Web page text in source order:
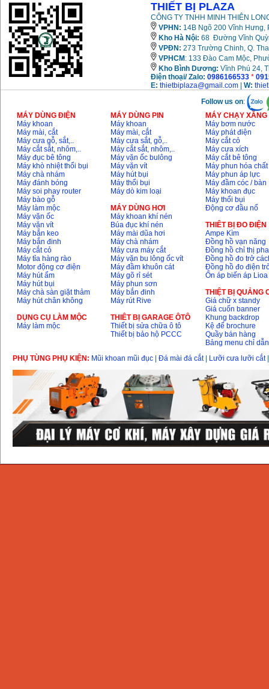
THIẾT BỊ PLAZA
CÔNG TY TNHH MINH THIÊN
VPHN: 14B Ngõ 200 Vĩnh Hưng,
Kho Hà Nội: 68 Đường Vĩnh
VPĐN: 273 Trường Chinh, Q.
VPHCM : 133 Đào Cam Mộc,
Kho Bình Dương: Vĩnh Phú 24,
Điện thoại/ Zalo: 0986166533 *
E: thietbiplaza@gmail.com W:
Follow us on:
MÁY DÙNG ĐIỆN
Máy khoan
Máy mài, cắt
Máy cưa gỗ, sắt,..
Máy cắt sắt, nhôm,..
Máy đục bê tông
Máy khò nhiệt thổi bụi
Máy chà nhám
Máy đánh bóng
Máy soi phay router
Máy bào gỗ
Máy làm mộc
Máy vặn ốc
Máy vặn vít
Máy bắn keo
Máy bắn đinh
Máy cắt cỏ
Máy tỉa hàng rào
Motor động cơ điện
Máy hút ẩm
Máy hút bụi
Máy chà sàn giặt thảm
Máy hút chân không
DỤNG CỤ LÀM MỘC
Máy làm mộc
MÁY DÙNG PIN
Máy khoan
Máy mài, cắt
Máy cưa sắt, gỗ,..
Máy cắt sắt, nhôm,..
Máy vặn ốc bulông
Máy vặn vít
Máy hút bụi
Máy thổi bụi
Máy dò kim loại
MÁY DÙNG HƠI
Máy khoan khí nén
Búa đục khí nén
Máy mài dũa hơi
Máy chà nhám
Máy cưa máy cắt
Máy vặn bu lông ốc vít
Máy đầm khuôn cát
Máy gõ rỉ sét
Máy phun sơn
Máy bắn đinh
Máy rút Rive
THIÊT BỊ GARAGE ÔTÔ
Thiết bị sửa chữa ô tô
Thiết bị bảo hộ PCCC
MÁY CHẠY
Máy bơm nước
Máy phát điện
Máy cắt cỏ
Máy cưa xích
Máy cắt bê tông
Máy phun hóa chất
Máy phun áp lực
Máy đầm cóc / bàn
Máy khoan đục
Máy thổi bụi
Động cơ đầu nổ
THIÊT BỊ ĐO ĐIỆN
Ampe Kìm
Đồng hồ vạn năng
Đồng hồ chỉ thị pha
Đồng hồ đo trở
Đồng hồ đo điện
Ổn áp biến áp Lioa
THIỆT BỊ QUẢNG
Giá chữ x standy
Giá cuốn banner
Khung backdrop
Kệ để brochure
Quầy bán hàng
Bảng menu chỉ dẫn
PHỤ TÙNG PHỤ KIỆN: Mũi khoan mũi đục Đá mài đá cắt| Lưỡi cưa lưỡi cắt